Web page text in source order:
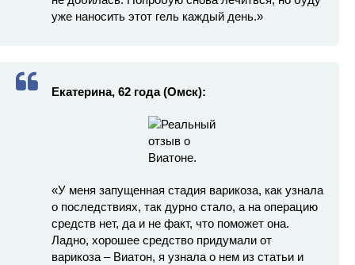
уже наносить этот гель каждый день.»
Екатерина, 62 года (Омск):
«У меня запущенная стадия варикоза, как узнала
о последствиях, так дурно стало, а на операцию
средств нет, да и не факт, что поможет она.
Ладно, хорошее средство придумали от
варикоза – Виатон, я узнала о нем из статьи и